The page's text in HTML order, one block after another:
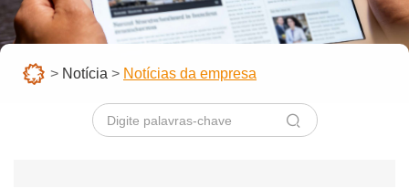
Centro de ajuda
Seja um vendedor
> Notícia > Notícias da empresa